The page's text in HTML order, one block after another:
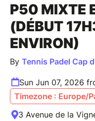
P50 MIXTE
(DÉBUT
ENVIRON)
By Tennis Padel Cap
Sun Jun 07, 2026
Timezone : Europe/
3 Avenue de la